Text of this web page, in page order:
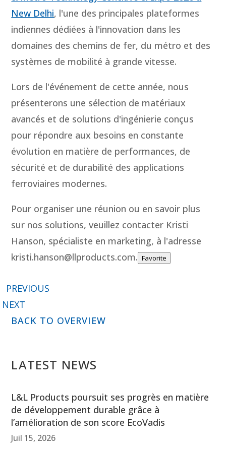
New Delhi, l'une des principales plateformes
indiennes dédiées à l'innovation dans les
domaines des chemins de fer, du métro et des
systèmes de mobilité à grande vitesse.
Lors de l'événement de cette année, nous
présenterons une sélection de matériaux
avancés et de solutions d'ingénierie conçus
pour répondre aux besoins en constante
évolution en matière de performances, de
sécurité et de durabilité des applications
ferroviaires modernes.
Pour organiser une réunion ou en savoir plus
sur nos solutions, veuillez contacter Kristi
Hanson, spécialiste en marketing, à l'adresse
kristi.hanson@llproducts.com. Favorite
BACK TO OVERVIEW
PREVIOUS
NEXT
LATEST NEWS
L&L Products poursuit ses progrès en matière
de développement durable grâce à
l’amélioration de son score EcoVadis
Juil 15, 2026